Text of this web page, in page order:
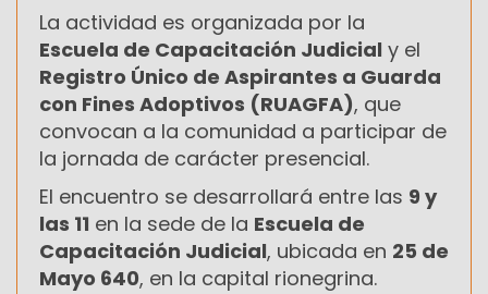
La actividad es organizada por la
Escuela de Capacitación Judicial y el
Registro Único de Aspirantes a Guarda
con Fines Adoptivos (RUAGFA), que
convocan a la comunidad a participar de
la jornada de carácter presencial.
El encuentro se desarrollará entre las 9 y
las 11 en la sede de la Escuela de
Capacitación Judicial, ubicada en 25 de
Mayo 640, en la capital rionegrina.